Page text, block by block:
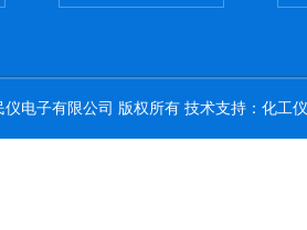
电子有限公司 版权所有 技术支持： 化工